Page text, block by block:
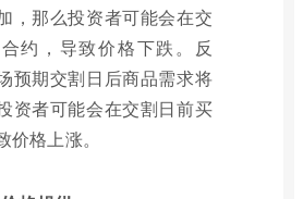
，那么投资者可能会在交
约，导致价格下跌。反
预期交割日后商品需求将
资者可能会在交割日前买
价格上涨。